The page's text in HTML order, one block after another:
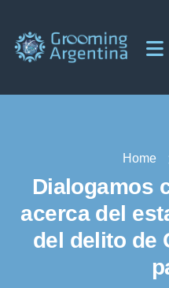
Home
Dialogamos
acerca del
del delito de